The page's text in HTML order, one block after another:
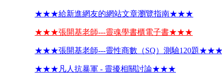
★★★給新進網友的網站文章瀏覽指南★★★
★★★張開基老師---靈魂學書櫃電子書★★★
★★★張開基老師---靈性商數（SQ）測驗120題
★★★凡人抗暴軍 - 靈擾相關討論★★★